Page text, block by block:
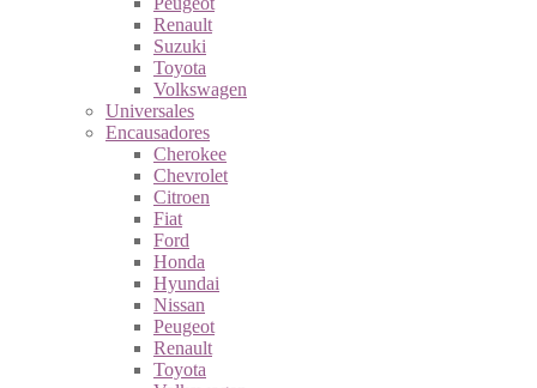
Renault
Suzuki
Toyota
Volkswagen
Universales
Encausadores
Cherokee
Chevrolet
Citroen
Fiat
Ford
Honda
Hyundai
Nissan
Peugeot
Renault
Toyota